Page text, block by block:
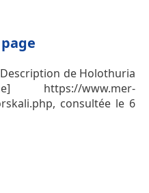
de Holothuria
www.mer-
consultée le 6